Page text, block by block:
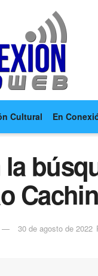
Cultural En
30 de agosto de 2022